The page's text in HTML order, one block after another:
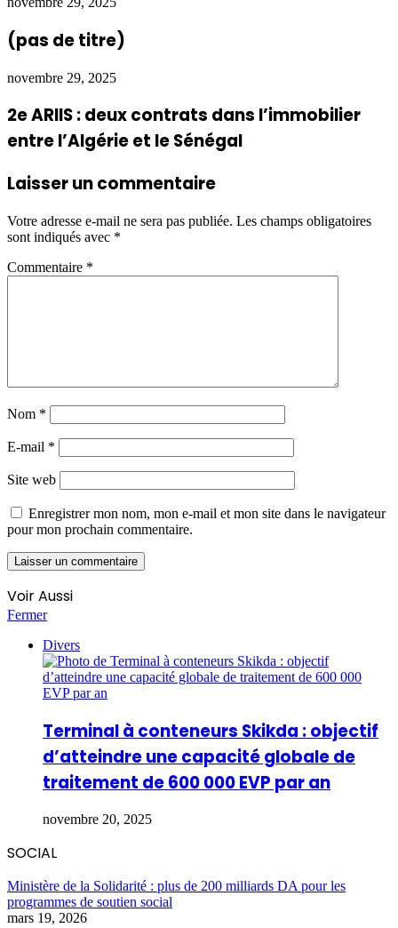
(pas de titre)
novembre 29, 2025
2e ARIIS : deux contrats dans l’immobilier
entre l’Algérie et le Sénégal
Laisser un commentaire
Votre adresse e-mail ne sera pas publiée. Les champs obligatoires
sont indiqués avec *
Commentaire *
Nom *
E-mail *
Site web
Enregistrer mon nom, mon e-mail et mon site dans le navigateur
pour mon prochain commentaire.
Voir Aussi
Fermer
Divers
Terminal à conteneurs Skikda : objectif
d’atteindre une capacité globale de
traitement de 600 000 EVP par an
novembre 20, 2025
SOCIAL
Ministère de la Solidarité : plus de 200 milliards DA pour les
programmes de soutien social
mars 19, 2026